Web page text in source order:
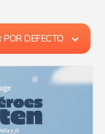
POR DEFECTO